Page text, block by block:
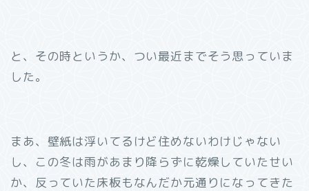
と、その時というか、つい最近までそう思っていま
した。
まあ、壁紙は浮いてるけど住めないわけじゃない
し、この冬は雨があまり降らずに乾燥していたせい
か、反っていた床板もなんだか元通りになってきた